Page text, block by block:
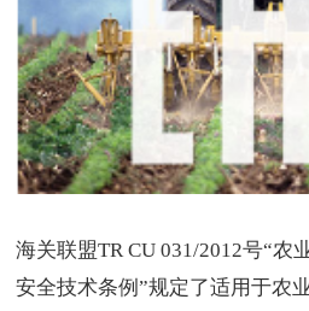
海关联盟TR CU 031/2012号“农
安全技术条例”规定了适用于农